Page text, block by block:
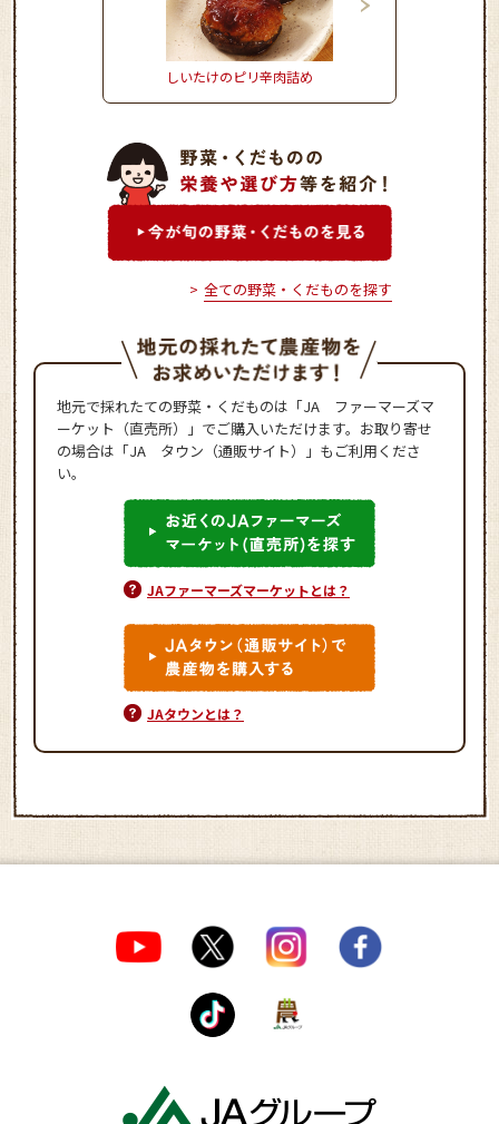
しいたけのピリ辛肉詰め
とうもろこしとハムの
風炒めごはん
全ての野菜・くだものを探す
地元で採れたての野菜・くだものは「JA ファーマーズマ
ーケット（直売所）」でご購入いただけます。お取り寄せ
の場合は「JA タウン（通販サイト）」もご利用くださ
い。
JAファーマーズマーケットとは？
JAタウンとは？